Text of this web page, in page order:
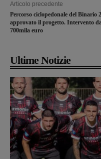
Articolo precedente
Percorso ciclopedonale del Binario
approvato il progetto. Intervento
700mila euro
Ultime Notizie